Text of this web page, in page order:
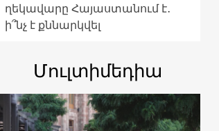
ղեկավարը Հայաստանում է․
ի՞նչ է քննարկվել
Մուլտիմեդիա